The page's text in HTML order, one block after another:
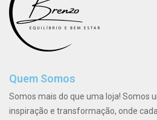
Quem Somos
Somos mais do que uma loja! Somos
inspiração e transformação, onde